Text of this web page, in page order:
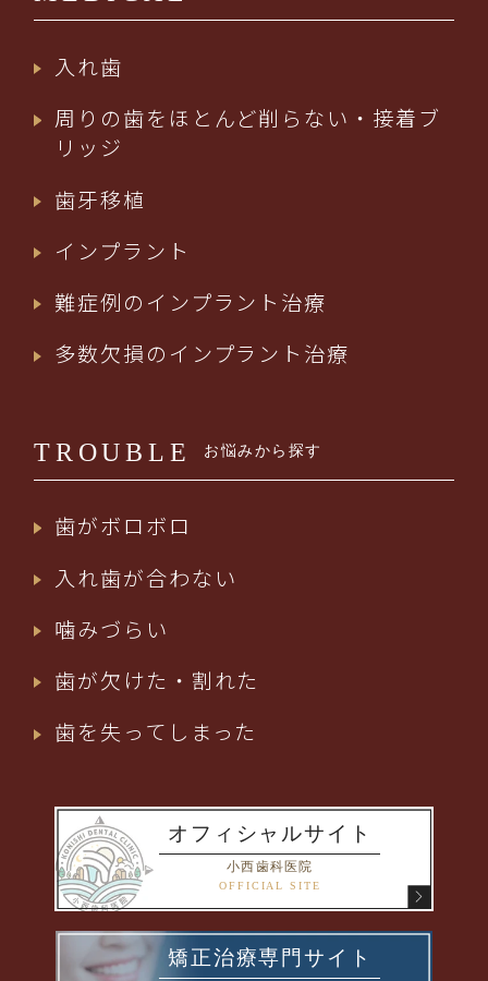
入れ歯
周りの歯をほとんど削らない・接着ブ
リッジ
歯牙移植
インプラント
難症例のインプラント治療
多数欠損のインプラント治療
TROUBLE お悩みから探す
歯がボロボロ
入れ歯が合わない
噛みづらい
歯が欠けた・割れた
歯を失ってしまった
オフィシャルサイト
小西歯科医院
OFFICIAL SITE
矯正治療専門サイト